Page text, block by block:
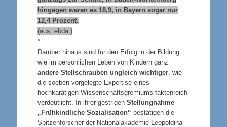
hingegen waren es 18,9, in Bayern sogar nur
12,4 Prozent.
(aus: ebda.)
°
Darüber hinaus sind für den Erfolg in der Bildung
wie im persönlichen Leben von Kindern ganz
andere Stellschrauben ungleich wichtiger, wie
die soeben vorgelegte Expertise eines
hochkarätigen Wissenschaftsgremiums faktenreich
verdeutlicht. In ihrer gestrigen Stellungnahme
„Frühkindliche Sozialisation“ bestätigen die
Spitzenforscher der Nationalakademie Leopoldina